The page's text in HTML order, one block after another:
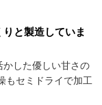
と製造していま
した優しい甘さの
もセミドライで加工